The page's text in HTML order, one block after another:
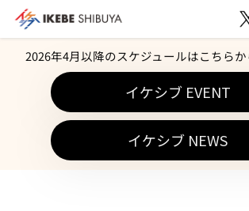
2026年4月以降のスケジュールはこちら
イケシブ EVENT
イケシブ NEWS